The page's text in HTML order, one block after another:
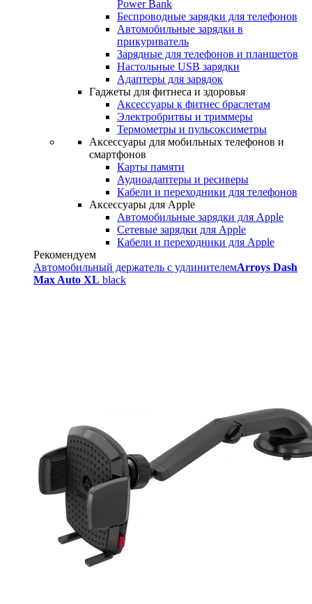
Power Bank
Беспроводные зарядки для телефонов
Автомобильные зарядки в
прикуриватель
Зарядные для телефонов и планшетов
Настольные USB зарядки
Адаптеры для зарядок
Гаджеты для фитнеса и здоровья
Аксессуары к фитнес браслетам
Электробритвы и триммеры
Термометры и пульсоксиметры
Аксессуары для мобильных телефонов и
смартфонов
Карты памяти
Аудиоадаптеры и ресиверы
Кабели и переходники для телефонов
Аксессуары для Apple
Автомобильные зарядки для Apple
Сетевые зарядки для Apple
Кабели и переходники для Apple
Рекомендуем
Автомобильный держатель с удлинителемArroys Dash
Max Auto XL black